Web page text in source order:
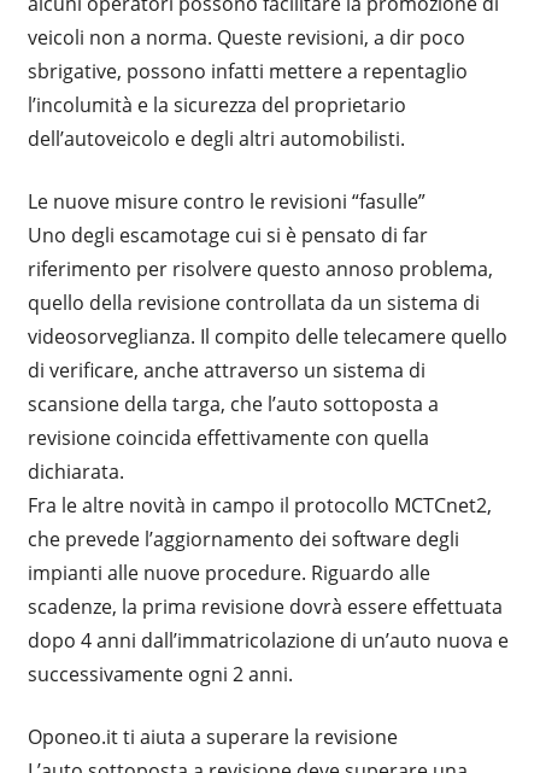
veicoli non a norma. Queste revisioni, a dir poco
sbrigative, possono infatti mettere a repentaglio
l’incolumità e la sicurezza del proprietario
dell’autoveicolo e degli altri automobilisti.
Le nuove misure contro le revisioni “fasulle”
Uno degli escamotage cui si è pensato di far
riferimento per risolvere questo annoso problema,
quello della revisione controllata da un sistema di
videosorveglianza. Il compito delle telecamere quello
di verificare, anche attraverso un sistema di
scansione della targa, che l’auto sottoposta a
revisione coincida effettivamente con quella
dichiarata.
Fra le altre novità in campo il protocollo MCTCnet2,
che prevede l’aggiornamento dei software degli
impianti alle nuove procedure. Riguardo alle
scadenze, la prima revisione dovrà essere effettuata
dopo 4 anni dall’immatricolazione di un’auto nuova e
successivamente ogni 2 anni.
Oponeo.it ti aiuta a superare la revisione